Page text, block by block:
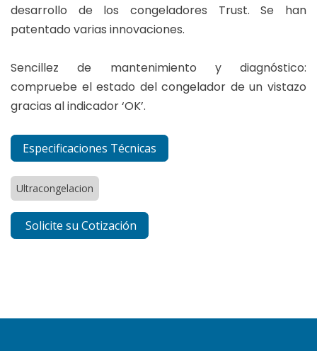
desarrollo de los congeladores Trust. Se han
patentado varias innovaciones.
Sencillez de mantenimiento y diagnóstico:
compruebe el estado del congelador de un vistazo
gracias al indicador ‘OK’.
Especificaciones Técnicas
Ultracongelacion
Solicite su Cotización